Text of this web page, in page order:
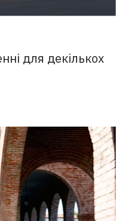
для декількох